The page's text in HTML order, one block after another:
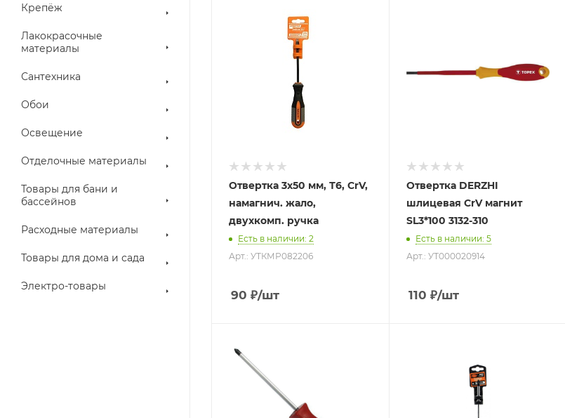
Крепёж
Лакокрасочные
материалы
Сантехника
Обои
Освещение
Отделочные материалы
Товары для бани и
бассейнов
Расходные материалы
Товары для дома и сада
Электро-товары
Отвертка 3х50 мм, Т6, CrV,
намагнич. жало,
двухкомп. ручка
Есть в наличии: 2
Арт.: УТКМР082206
90 ₽/шт
Отвертка DERZHI
шлицевая CrV магнит
SL3*100 3132-310
Есть в наличии: 5
Арт.: УТ000020914
110 ₽/шт